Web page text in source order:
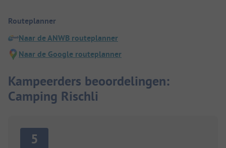
Routeplanner
Naar de ANWB routeplanner
Naar de Google routeplanner
Kampeerders beoordelingen:
Camping Rischli
5